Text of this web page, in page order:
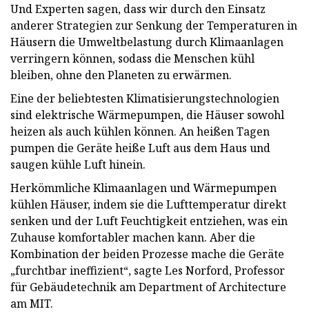
Und Experten sagen, dass wir durch den Einsatz
anderer Strategien zur Senkung der Temperaturen in
Häusern die Umweltbelastung durch Klimaanlagen
verringern können, sodass die Menschen kühl
bleiben, ohne den Planeten zu erwärmen.
Eine der beliebtesten Klimatisierungstechnologien
sind elektrische Wärmepumpen, die Häuser sowohl
heizen als auch kühlen können. An heißen Tagen
pumpen die Geräte heiße Luft aus dem Haus und
saugen kühle Luft hinein.
Herkömmliche Klimaanlagen und Wärmepumpen
kühlen Häuser, indem sie die Lufttemperatur direkt
senken und der Luft Feuchtigkeit entziehen, was ein
Zuhause komfortabler machen kann. Aber die
Kombination der beiden Prozesse mache die Geräte
„furchtbar ineffizient“, sagte Les Norford, Professor
für Gebäudetechnik am Department of Architecture
am MIT.